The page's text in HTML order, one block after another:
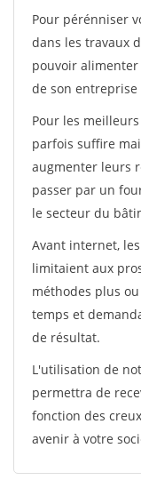
Pour pérénniser
dans les travaux
pouvoir
de son
Pour les
parfois suffire
augmenter leurs
passer par un
le secteur du
Avant internet,
limitaient aux
méthodes plus
temps et
de résultat.
L'utilisation de
permettra de
fonction des
avenir à votre